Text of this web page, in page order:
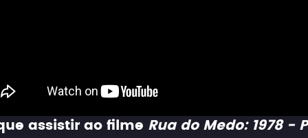
assistir ao filme Rua do Medo: 1978 -